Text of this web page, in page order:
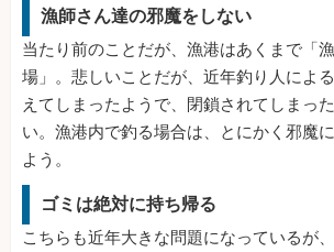
漁師さん達の邪魔をしない
当たり前のことだが、漁港はあくまで「
場」。悲しいことだが、近年釣り人によ
えてしまったようで、閉鎖されてしまっ
い。漁港内で釣る場合は、とにかく邪魔
よう。
ゴミは絶対に持ち帰る
こちらも近年大きな問題になっているが